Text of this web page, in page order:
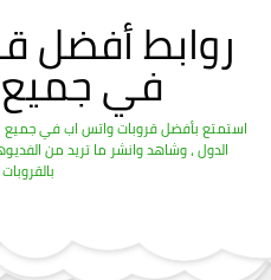
روابط أفضل
في جميع
استمتع بأفضل قروبات واتس اب في جميع
الدول ، وشاهد وانشر ما تريد من